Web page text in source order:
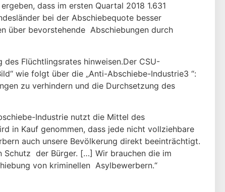
dass im ersten Quartal 2018 1.631
bei der Abschiebequote besser
über bevorstehende Abschiebungen durch
Flüchtlingsrates hinweisen.Der CSU-
wie folgt über die „Anti-Abschiebe-Industrie3 “:
zu verhindern und die Durchsetzung des
Industrie nutzt die Mittel des
in Kauf genommen, dass jede nicht vollziehbare
auch unsere Bevölkerung direkt beeinträchtigt.
Schutz der Bürger. […] Wir brauchen die im
von kriminellen Asylbewerbern.“